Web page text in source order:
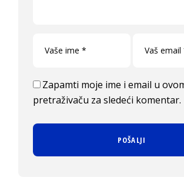
Zapamti moje ime i email u
pretraživaču za sledeći komentar.